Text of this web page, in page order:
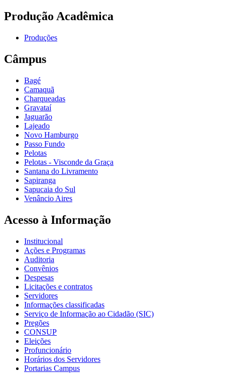
Produção Acadêmica
Produções
Câmpus
Bagé
Camaquã
Charqueadas
Gravataí
Jaguarão
Lajeado
Novo Hamburgo
Passo Fundo
Pelotas
Pelotas - Visconde da Graça
Santana do Livramento
Sapiranga
Sapucaia do Sul
Venâncio Aires
Acesso à Informação
Institucional
Ações e Programas
Auditoria
Convênios
Despesas
Licitações e contratos
Servidores
Informações classificadas
Serviço de Informação ao Cidadão (SIC)
Pregões
CONSUP
Eleições
Profuncionário
Horários dos Servidores
Portarias Campus